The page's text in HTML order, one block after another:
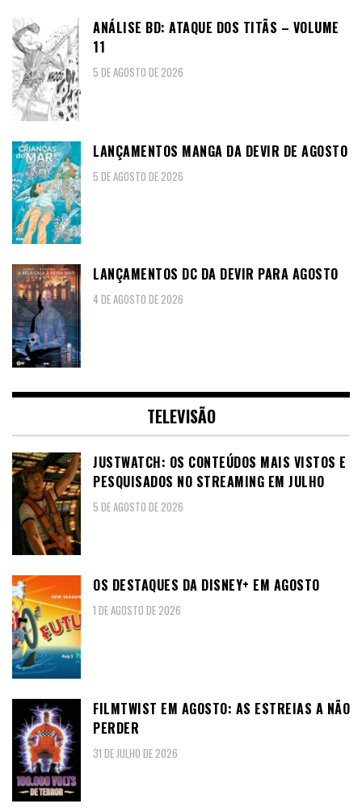
ANÁLISE BD: ATAQUE DOS TITÃS – VOLUME
11
5 DE AGOSTO DE 2026
LANÇAMENTOS MANGA DA DEVIR DE AGOSTO
5 DE AGOSTO DE 2026
LANÇAMENTOS DC DA DEVIR PARA AGOSTO
4 DE AGOSTO DE 2026
TELEVISÃO
JUSTWATCH: OS CONTEÚDOS MAIS VISTOS E
PESQUISADOS NO STREAMING EM JULHO
5 DE AGOSTO DE 2026
OS DESTAQUES DA DISNEY+ EM AGOSTO
1 DE AGOSTO DE 2026
FILMTWIST EM AGOSTO: AS ESTREIAS A NÃO
PERDER
31 DE JULHO DE 2026